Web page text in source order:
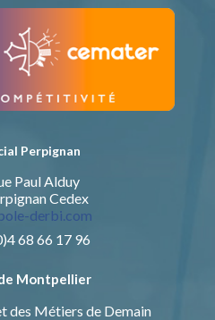
Perpignan
Paul Alduy
Cedex
derbi.com
68 66 17 96
Montpellier
des Métiers de Demain